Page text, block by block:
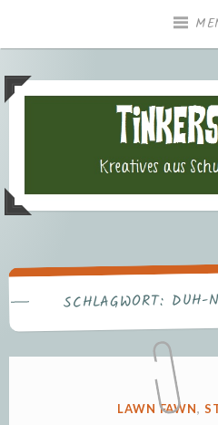
Tinkerswelt –
Freizeit
SCHLAGWORT: DUH-
LAWN FAWN,